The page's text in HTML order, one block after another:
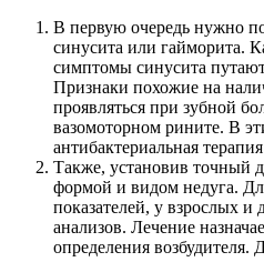
В первую очередь нужно
синусита или гайморита.
симптомы синусита
Признаки похожие на
проявляться при зубной
вазомоторном рините. В
антибактериальная
Также, установив точный
формой и видом недуга.
показателей, у взрослых и
анализов. Лечение
определения возбудителя.